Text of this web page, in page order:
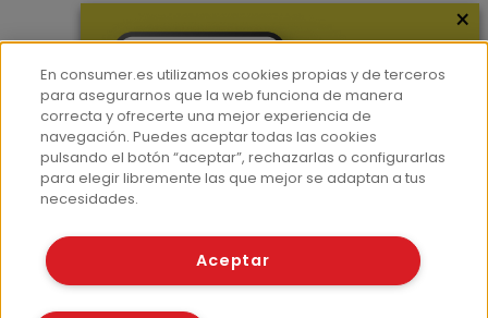
Hemeroteca
Contacto
Prensa
Corpus Lingüístico Consumer
© Fundación EROSKI
Políticas de cookies
×
En consumer.es utilizamos cookies propias y de terceros
para asegurarnos que la web funciona de manera
correcta y ofrecerte una mejor experiencia de
navegación. Puedes aceptar todas las cookies
pulsando el botón “aceptar”, rechazarlas o configurarlas
para elegir libremente las que mejor se adaptan a tus
necesidades.
Aceptar